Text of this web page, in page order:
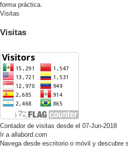
forma práctica.
Visitas
Visitas
Contador de visitas desde el 07-Jun-2018
Ir a allabord.com
Navega desde escritorio o móvil y descubre